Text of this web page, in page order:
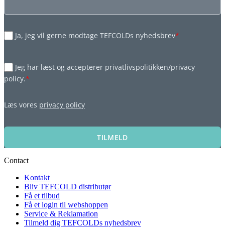
Ja, jeg vil gerne modtage TEFCOLDs nyhedsbrev*
Jeg har læst og accepterer privatlivspolitikken/privacy
policy.*
Læs vores privacy policy
TILMELD
Contact
Kontakt
Bliv TEFCOLD distributør
Få et tilbud
Få et login til webshoppen
Service & Reklamation
Tilmeld dig TEFCOLDs nyhedsbrev